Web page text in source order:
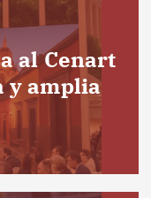
al Cenart
y amplia